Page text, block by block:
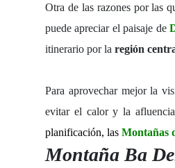
Otra de las razones por las
puede apreciar el paisaje de
itinerario por la región
Para aprovechar mejor la
evitar el calor y la
planificación, las Montañas
Montaña Ba